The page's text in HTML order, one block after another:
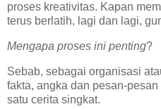
proses kreativitas. Kapan
terus berlatih, lagi dan lagi,
Mengapa proses ini penting?
Sebab, sebagai organisasi
fakta, angka dan pesan-
satu cerita singkat.